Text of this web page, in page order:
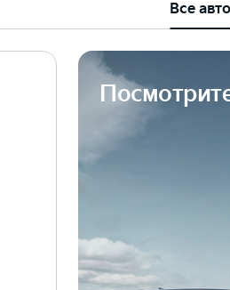
Все авто